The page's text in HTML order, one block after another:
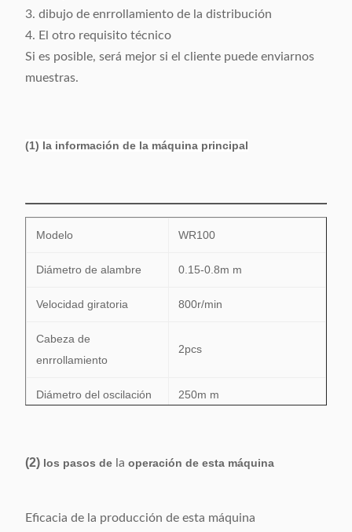
3. dibujo de enrrollamiento de la distribución
4. El otro requisito técnico
Si es posible, será mejor si el cliente puede enviarnos
muestras.
(1) la información de la máquina principal
Modelo WR100
Diámetro de alambre 0.15-0.8m m
Velocidad giratoria 800r/min
Cabeza de
enrrollamiento
2pcs
Diámetro del oscilación 250m m
Fuente de alimentación 220V/50/60Hz 1.5Kw
(2) los pasos de la operación de esta máquina
Eficacia de la producción de esta máquina